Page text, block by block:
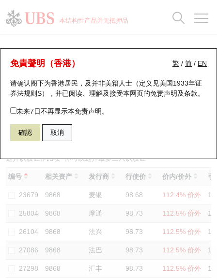
本结构性产品并无抵押品
繁 / 简 / EN
免責聲明（香港）
请确认阁下为香港居民，及并非美籍人士（定义见美国1933年证
券法规则S），并已阅读、理解及接受本网页的免责声明及条款。
未来7日不再显示本免责声明。
確認 取消
认股证分析仪
表现 街货统计 比较
25553 瑞银认购 9868 小鹏汽车
选择认股证作比较*你可以选择最多三只认股证
编号 相关资产 发行商 行使价 价内/价外 引
23679 9868 麦银 98.68 112.4% 价外
25804 9868 摩通 98.73 112.5% 价外
26104 9868 法兴 98.73 112.5% 价外
27086 9868 法巴 98.73 112.5% 价外
27298 9868 汇丰 98.73 112.5% 价外
瑞银认股证一览
新发行瑞银认股证
即将到期认股证
认股证到期结算价查找
认股证分析仪
认股证速算机
认股证/牛熊证日志
认股证文件及公告
街货统计
比较
牛熊全景快搜
牛熊证搜寻
牛熊证街货分布图
正股牛熊证列表
新发行瑞银牛熊证
已收回牛熊证剩余价值
牛熊证到期结算价查找
牛熊证分析仪
街货统计
比较
十大升幅/跌幅
十大认股证成交分布
十天股证占大市成交
资金流
街货统计
三十大平均引伸波幅
正股分析仪
二十大活跃股份
恒指成份股
国指成份股
科指成份股
相关资产沽空
中资ETFs溢价比较
AH 股价对照
持股比重
显示所有持股比重
每月轮证大市专题
轮证专栏
讲座及教育短片
认股证投资者教育
牛熊证投资者教育
认股证牛熊证常问问题